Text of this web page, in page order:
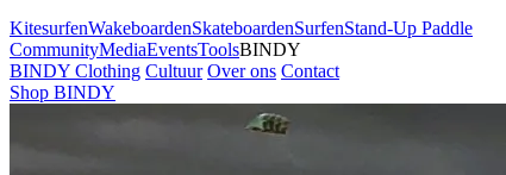
KitesurfenWakeboardenSkateboardenSurfenStand-Up Paddle
CommunityMediaEventsToolsBINDY
BINDY Clothing Cultuur Over ons Contact
Shop BINDY